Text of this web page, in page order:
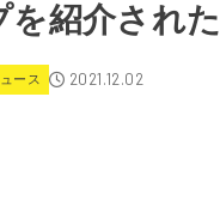
を紹介され
ース 2021.12.02